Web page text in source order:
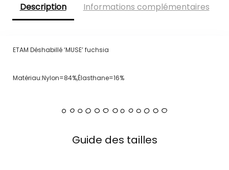
Description Informations complémentaires
ETAM Déshabillé ‘MUSE’ fuchsia
Matériau:Nylon=84%,Élasthane=16%
Guide des tailles